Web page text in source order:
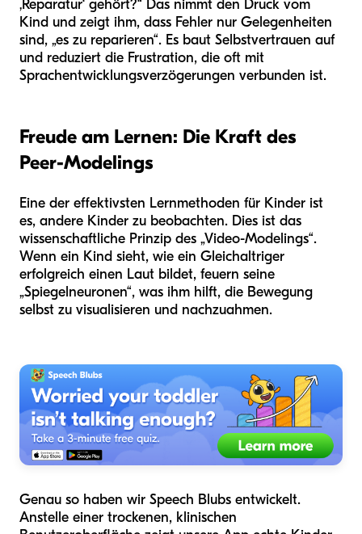
‚Reparatur‘ gehört?“ Das nimmt den Druck vom
Kind und zeigt ihm, dass Fehler nur Gelegenheiten
sind, „es zu reparieren“. Es baut Selbstvertrauen auf
und reduziert die Frustration, die oft mit
Sprachentwicklungsverzögerungen verbunden ist.
Freude am Lernen: Die Kraft des
Peer-Modelings
Eine der effektivsten Lernmethoden für Kinder ist
es, andere Kinder zu beobachten. Dies ist das
wissenschaftliche Prinzip des „Video-Modelings“.
Wenn ein Kind sieht, wie ein Gleichaltriger
erfolgreich einen Laut bildet, feuern seine
„Spiegelneuronen“, was ihm hilft, die Bewegung
selbst zu visualisieren und nachzuahmen.
Genau so haben wir Speech Blubs entwickelt.
Anstelle einer trockenen, klinischen